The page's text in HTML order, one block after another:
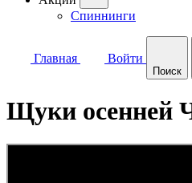
Спиннинги
Главная Войти
Поиск
Щуки осенней